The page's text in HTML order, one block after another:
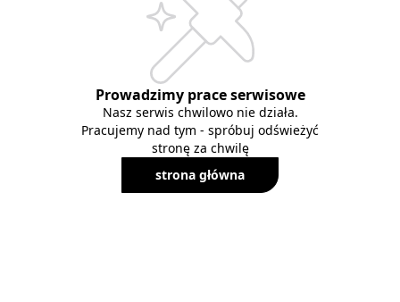
Prowadzimy prace serwisowe
Nasz serwis chwilowo nie działa.
Pracujemy nad tym - spróbuj odświeżyć
stronę za chwilę
strona główna